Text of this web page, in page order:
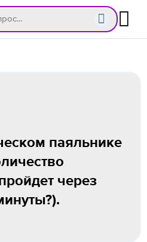
паяльнике
через